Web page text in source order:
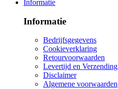
Informatie
Informatie
Bedrijfsgegevens
Cookieverklaring
Retourvoorwaarden
Levertijd en Verzending
Disclaimer
Algemene voorwaarden